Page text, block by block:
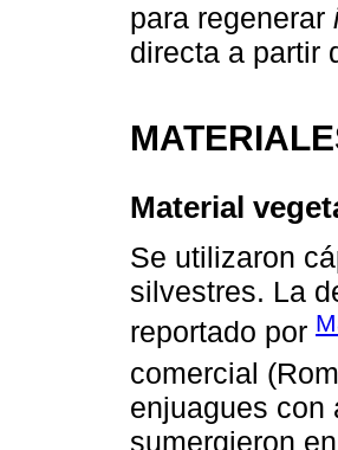
para regenerar
directa a partir
Material
Se utilizaron
silvestres. La
reportado por
comercial
enjuagues con
sumergieron